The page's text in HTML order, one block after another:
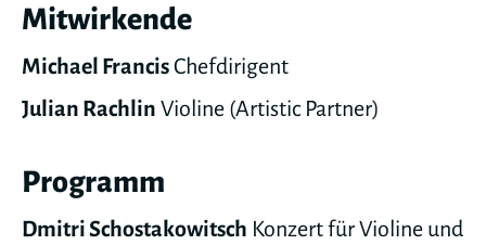
Mitwirkende
Michael FrancisChefdirigent
Julian Rachlin Violine (Artistic Partner)
Programm
Dmitri Schostakowitsch Konzert für Violine und